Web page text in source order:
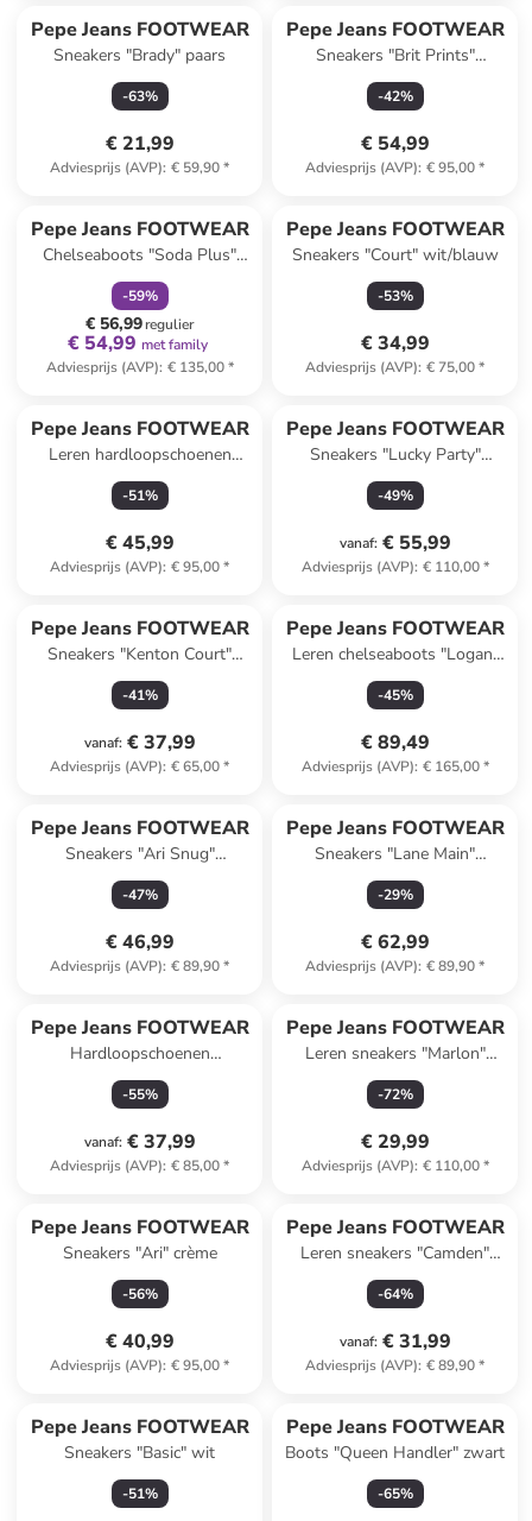
Pepe Jeans FOOTWEAR
Sneakers "Brady" paars
-63%
€ 21,99
Adviesprijs (AVP): € 59,90*
Pepe Jeans FOOTWEAR
Sneakers "Brit Prints"
donkerblauw/grijs/wit
-42%
€ 54,99
Adviesprijs (AVP): € 95,00*
Pepe Jeans FOOTWEAR
Chelseaboots "Soda Plus"
zwart
-59%
€ 56,99regulier
€ 54,99 met family
Adviesprijs (AVP): € 135,00*
Pepe Jeans FOOTWEAR
Sneakers "Court" wit/blauw
-53%
€ 34,99
Adviesprijs (AVP): € 75,00*
Pepe Jeans FOOTWEAR
Leren hardloopschoenen
blauw
-51%
€ 45,99
Adviesprijs (AVP): € 95,00*
Pepe Jeans FOOTWEAR
Sneakers "Lucky Party"
beige/antraciet
-49%
vanaf: € 55,99
Adviesprijs (AVP): € 110,00*
Pepe Jeans FOOTWEAR
Sneakers "Kenton Court"
wit/zilverkleurig
-41%
vanaf: € 37,99
Adviesprijs (AVP): € 65,00*
Pepe Jeans FOOTWEAR
Leren chelseaboots "Logan"
zwart
-45%
€ 89,49
Adviesprijs (AVP): € 165,00*
Pepe Jeans FOOTWEAR
Sneakers "Ari Snug"
turquoise/lichtroze
-47%
€ 46,99
Adviesprijs (AVP): € 89,90*
Pepe Jeans FOOTWEAR
Sneakers "Lane Main"
meerkleurig
-29%
€ 62,99
Adviesprijs (AVP): € 89,90*
Pepe Jeans FOOTWEAR
Hardloopschoenen
donkerblauw
-55%
vanaf: € 37,99
Adviesprijs (AVP): € 85,00*
Pepe Jeans FOOTWEAR
Leren sneakers "Marlon"
lichtroze
-72%
€ 29,99
Adviesprijs (AVP): € 110,00*
Pepe Jeans FOOTWEAR
Sneakers "Ari" crème
-56%
€ 40,99
Adviesprijs (AVP): € 95,00*
Pepe Jeans FOOTWEAR
Leren sneakers "Camden"
wit/zilverkleurig
-64%
vanaf: € 31,99
Adviesprijs (AVP): € 89,90*
Pepe Jeans FOOTWEAR
Sneakers "Basic" wit
-51%
Pepe Jeans FOOTWEAR
Boots "Queen Handler" zwart
-65%